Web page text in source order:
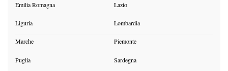
Emilia Romagna Lazio
Liguria Lombardia
Marche Piemonte
Puglia Sardegna